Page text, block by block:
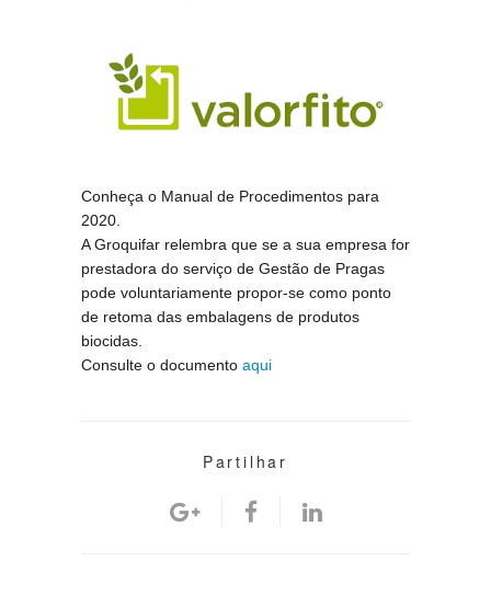
Conheça o Manual de Procedimentos para
2020.
A Groquifar relembra que se a sua empresa for
prestadora do serviço de Gestão de Pragas
pode voluntariamente propor-se como ponto
de retoma das embalagens de produtos
biocidas.
Consulte o documento aqui
Partilhar